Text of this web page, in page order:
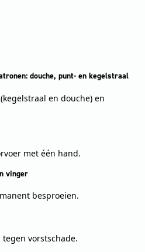
douche, punt- en kegelstraal
en douche) en
met één hand.
vinger
besproeien.
vorstschade.